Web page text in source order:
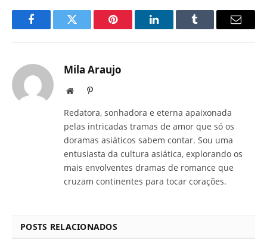
FacebookTwitter Pinterest LinkedInTumblr
E-
Mila Araujo
Site Pinterest
Redatora, sonhadora e eterna apaixonada
pelas intricadas tramas de amor que só os
doramas asiáticos sabem contar. Sou uma
entusiasta da cultura asiática, explorando os
mais envolventes dramas de romance que
cruzam continentes para tocar corações.
POSTS RELACIONADOS